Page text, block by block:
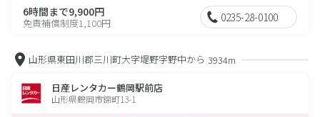
6時間まで9,900円
免責補償制度1,100円 0235-28-0100
山形県東田川郡三川町大字堤野字野中から 3934m
日産レンタカー鶴岡駅前店
山形県鶴岡市錦町13-1